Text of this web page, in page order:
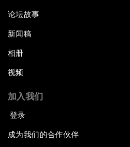
论坛故事
新闻稿
相册
视频
加入我们
登录
成为我们的合作伙伴